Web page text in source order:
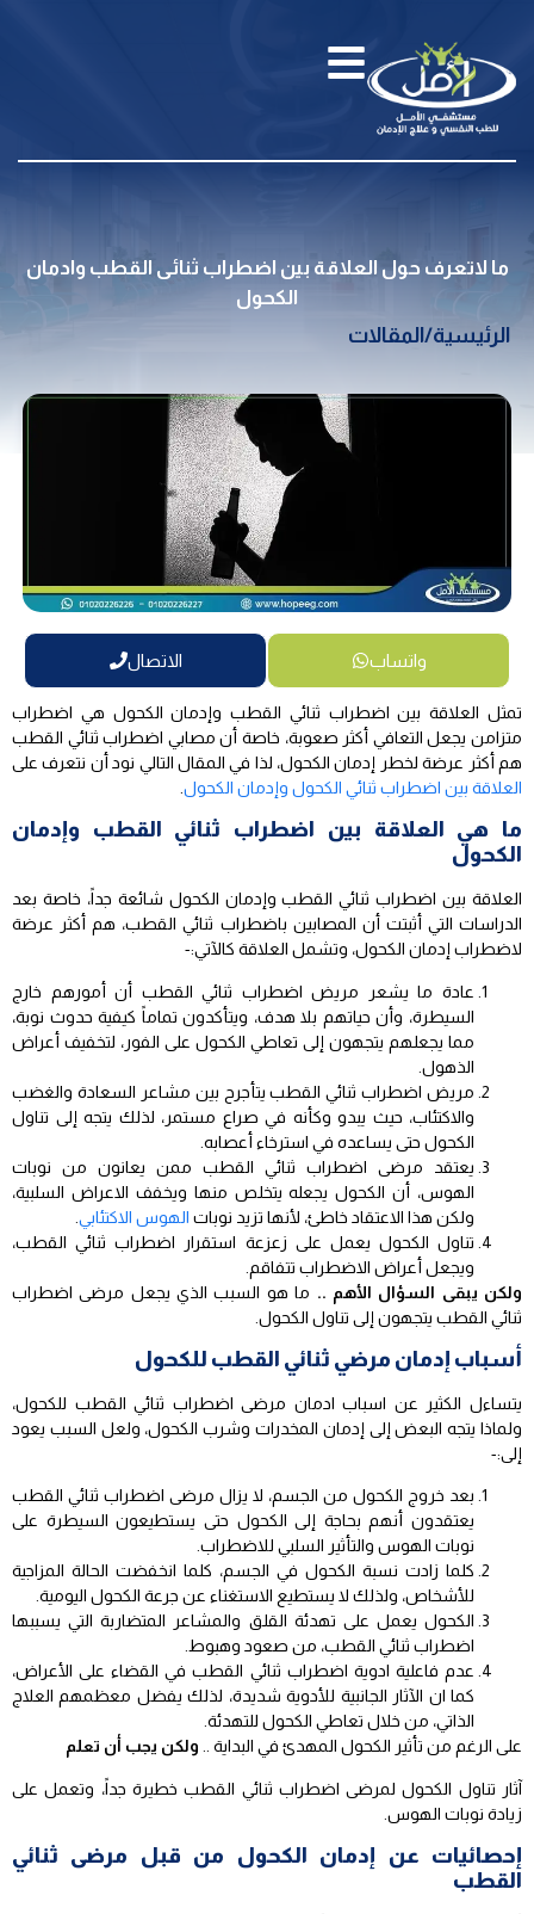
ما لاتعرف حول العلاقة بين اضطراب ثنائى القطب وادمان
الكحول
الرئيسية/المقالات
واتساب الاتصال
تمثل العلاقة بين اضطراب ثنائي القطب وإدمان الكحول هي اضطراب
متزامن يجعل التعافي أكثر صعوبة، خاصة أن مصابي اضطراب ثنائي القطب
هم أكثر عرضة لخطر إدمان الكحول، لذا في المقال التالي نود أن نتعرف على
العلاقة بين اضطراب ثنائي الكحول وإدمان الكحول
ما هي العلاقة بين اضطراب ثنائي القطب وإدمان
الكحول
العلاقة بين اضطراب ثنائي القطب وإدمان الكحول شائعة جداً، خاصة بعد
الدراسات التي أثبتت أن المصابين باضطراب ثنائي القطب، هم أكثر عرضة
لاضطراب إدمان الكحول، وتشمل العلاقة كالآتي:-
عادة ما يشعر مريض اضطراب ثنائي القطب أن أمورهم خارج
السيطرة، وأن حياتهم بلا هدف، ويتأكدون تماماً كيفية حدوث نوبة،
مما يجعلهم يتجهون إلى تعاطي الكحول على الفور، لتخفيف أعراض
الذهول.
مريض اضطراب ثنائي القطب يتأجرح بين مشاعر السعادة والغضب
والاكتئاب، حيث يبدو وكأنه في صراع مستمر، لذلك يتجه إلى تناول
الكحول حتى يساعده في استرخاء أعصابه.
يعتقد مرضى اضطراب ثنائي القطب ممن يعانون من نوبات
الهوس، أن الكحول يجعله يتخلص منها ويخفف الاعراض السلبية،
ولكن هذا الاعتقاد خاطئ، لأنها تزيد نوبات الهوس الاكتئابي
تناول الكحول يعمل على زعزعة استقرار اضطراب ثنائي القطب،
ويجعل أعراض الاضطراب تتفاقم.
ولكن يبقى السؤال الأهم .. ما هو السبب الذي يجعل مرضى اضطراب
ثنائي القطب يتجهون إلى تناول الكحول.
أسباب إدمان مرضي ثنائي القطب للكحول
يتساءل الكثير عن اسباب ادمان مرضى اضطراب ثنائي القطب للكحول،
ولماذا يتجه البعض إلى إدمان المخدرات وشرب الكحول، ولعل السبب يعود
إلى:-
بعد خروج الكحول من الجسم، لا يزال مرضى اضطراب ثنائي القطب
يعتقدون أنهم بحاجة إلى الكحول حتى يستطيعون السيطرة على
نوبات الهوس والتأثير السلبي للاضطراب.
كلما زادت نسبة الكحول في الجسم، كلما انخفضت الحالة المزاجية
للأشخاص، ولذلك لا يستطيع الاستغناء عن جرعة الكحول اليومية.
الكحول يعمل على تهدئة القلق والمشاعر المتضاربة التي يسببها
اضطراب ثنائي القطب، من صعود وهبوط.
عدم فاعلية ادوية اضطراب ثنائي القطب في القضاء على الأعراض،
كما ان الآثار الجانبية للأدوية شديدة، لذلك يفضل معظمهم العلاج
الذاتي، من خلال تعاطي الكحول للتهدئة.
على الرغم من تأثير الكحول المهدئ في البداية .. ولكن يجب أن تعلم
آثار تناول الكحول لمرضى اضطراب ثنائي القطب خطيرة جداً، وتعمل على
زيادة نوبات الهوس.
إحصائيات عن إدمان الكحول من قبل مرضى ثنائي
القطب